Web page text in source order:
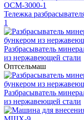
Тележка
1
Разбрасыватель
из нержавеющей стали
Оптсельмаш
Разбрасыватель
из нержавеющей стали